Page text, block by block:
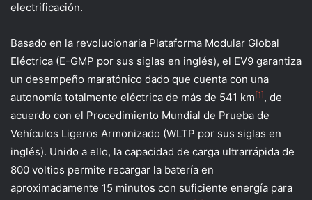
electrificación.
Basado en la revolucionaria Plataforma Modular Global
Eléctrica (E-GMP por sus siglas en inglés), el EV9 garantiza
un desempeño maratónico dado que cuenta con una
autonomía totalmente eléctrica de más de 541 km[1], de
acuerdo con el Procedimiento Mundial de Prueba de
Vehículos Ligeros Armonizado (WLTP por sus siglas en
inglés). Unido a ello, la capacidad de carga ultrarrápida de
800 voltios permite recargar la batería en
aproximadamente 15 minutos con suficiente energía para